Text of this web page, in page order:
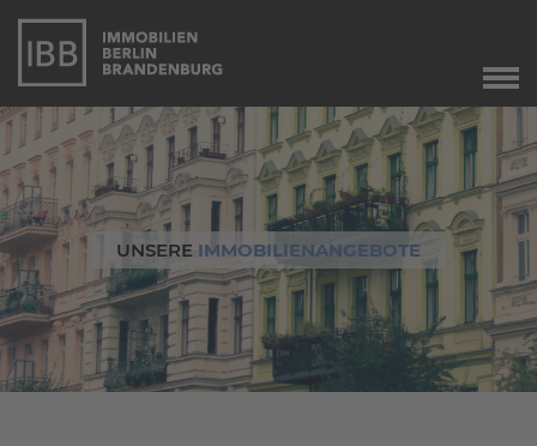
Start
Verkauf
Immobilienverkauf
Marketing
Immobilienbewertung
Unser Service
Leibrente
Dringend gesucht
UNSERE IMMOBILIENANGEBOTE